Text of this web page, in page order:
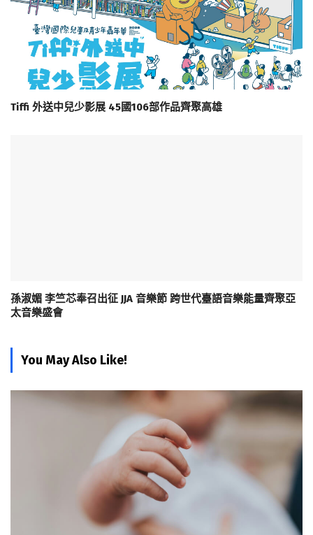
Tiffi 外送中兒少影展 45國106部作品齊聚高雄
孫淑媚 李竺芯奉召出征 JJA 音樂節 跨世代臺語音樂能量齊聚亞
太音樂盛會
You May Also Like!